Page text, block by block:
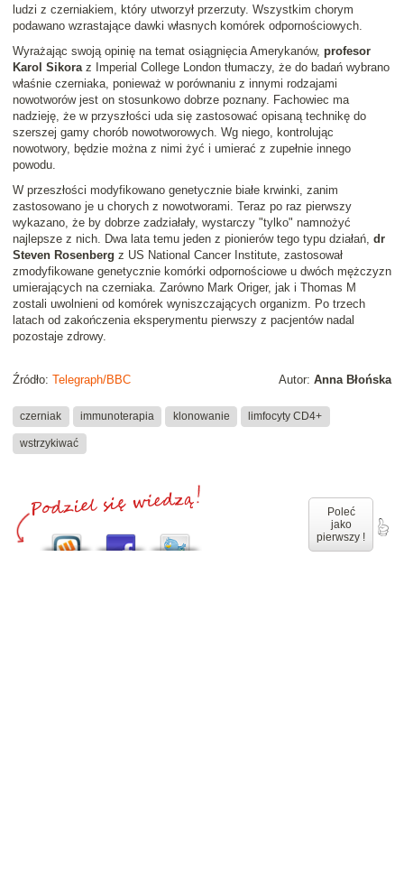
ludzi z czerniakiem, który utworzył przerzuty. Wszystkim chorym
podawano wzrastające dawki własnych komórek odpornościowych.
Wyrażając swoją opinię na temat osiągnięcia Amerykanów, profesor
Karol Sikoraz Imperial College London tłumaczy, że do badań wybrano
właśnie czerniaka, ponieważ w porównaniu z innymi rodzajami
nowotworów jest on stosunkowo dobrze poznany. Fachowiec ma
nadzieję, że w przyszłości uda się zastosować opisaną technikę do
szerszej gamy chorób nowotworowych. Wg niego, kontrolując
nowotwory, będzie można z nimi żyć i umierać z zupełnie innego
powodu.
W przeszłości modyfikowano genetycznie białe krwinki, zanim
zastosowano je u chorych z nowotworami. Teraz po raz pierwszy
wykazano, że by dobrze zadziałały, wystarczy "tylko" namnożyć
najlepsze z nich. Dwa lata temu jeden z pionierów tego typu działań, dr
Steven Rosenberg z US National Cancer Institute, zastosował
zmodyfikowane genetycznie komórki odpornościowe u dwóch mężczyzn
umierających na czerniaka. Zarówno Mark Origer, jak i Thomas M
zostali uwolnieni od komórek wyniszczających organizm. Po trzech
latach od zakończenia eksperymentu pierwszy z pacjentów nadal
pozostaje zdrowy.
Autor: Anna Błońska
Źródło: Telegraph/BBC
czerniak immunoterapia klonowanie limfocyty CD4+
wstrzykiwać
Poleć
jako
pierwszy !